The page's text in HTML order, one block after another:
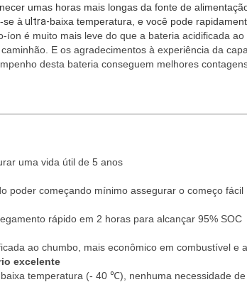
umas horas mais longas da fonte de
se à ultra-baixa temperatura, e você pode
íon é muito mais leve do que a bateria acidificada
E os agradecimentos à experiência da
desta bateria conseguem melhores
uma vida útil de 5 anos
poder começando mínimo assegurar o começo fácil
rápido em 2 horas para alcançar 95% SOC
ao chumbo, mais econômico em combustível e
excelente
temperatura (- 40 ℃), nenhuma necessidade